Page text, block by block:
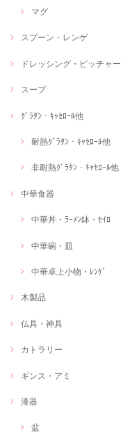
マグ
スプーン・レンゲ
ドレッシング・ピッチャー
スープ
ｸﾞﾗﾀﾝ・ｷｬｾﾛｰﾙ他
耐熱ｸﾞﾗﾀﾝ・ｷｬｾﾛｰﾙ他
非耐熱ｸﾞﾗﾀﾝ・ｷｬｾﾛｰﾙ他
中華食器
中華丼・ﾗｰﾒﾝ鉢・ｾｲﾛ
中華碗・皿
中華卓上小物・ﾚﾝｹﾞ
木製品
仏具・神具
カトラリー
ギンス・アミ
漆器
盆